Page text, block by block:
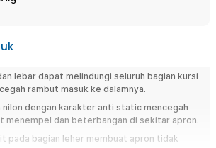
lebar dapat melindungi seluruh bagian kursi
rambut masuk ke dalamnya.
nilon dengan karakter anti static mencegah
menempel dan beterbangan di sekitar apron.
pada bagian leher membuat apron tidak